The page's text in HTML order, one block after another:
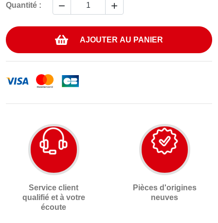
Quantité :  
AJOUTER AU PANIER
Service client
qualifié et à votre
écoute
Pièces d'origines
neuves